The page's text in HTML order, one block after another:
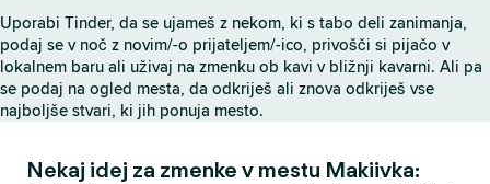
Uporabi Tinder, da se ujameš z nekom, ki s tabo deli zanimanja,
podaj se v noč z novim/-o prijateljem/-ico, privošči si pijačo v
lokalnem baru ali uživaj na zmenku ob kavi v bližnji kavarni. Ali pa
se podaj na ogled mesta, da odkriješ ali znova odkriješ vse
najboljše stvari, ki jih ponuja mesto.
Nekaj idej za zmenke v mestu Makiivka: